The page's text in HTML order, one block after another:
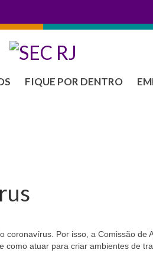
FIQUE POR DENTRO
coronavírus. Por isso, a Comissão de
como atuar para criar ambientes de